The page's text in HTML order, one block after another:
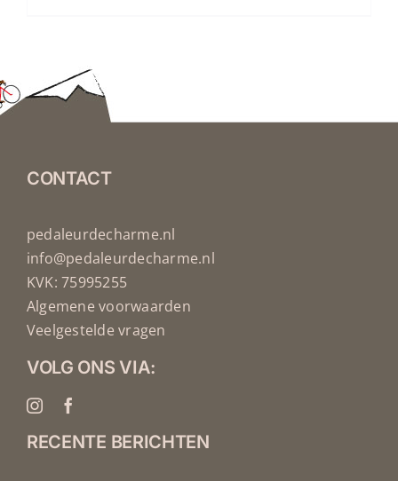
CONTACT
pedaleurdecharme.nl
info@pedaleurdecharme.nl
KVK: 75995255
Algemene voorwaarden
Veelgestelde vragen
VOLG ONS VIA:
RECENTE BERICHTEN